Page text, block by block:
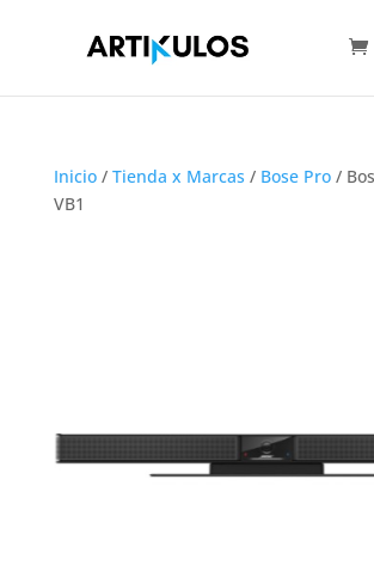
Inicio/ Tienda x Marcas / Bose Pro/
VB1